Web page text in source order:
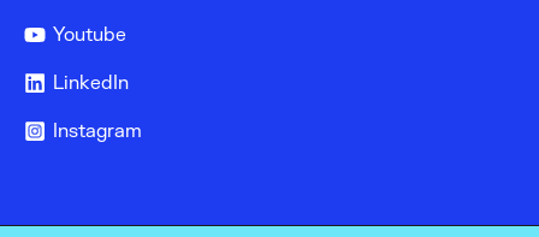
Youtube
LinkedIn
Instagram